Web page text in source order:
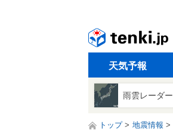
天気予報
雨雲レーダー
トップ 地震情報